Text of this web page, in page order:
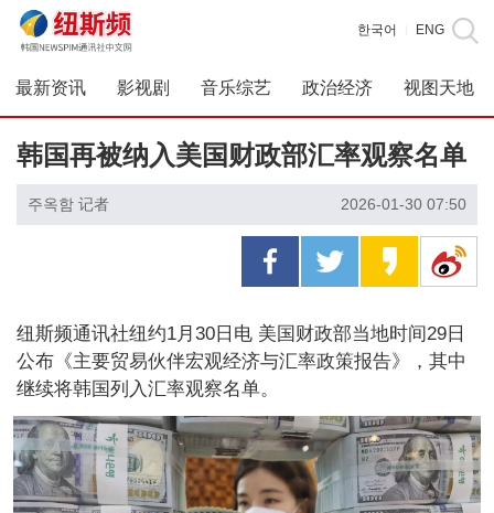
한국어 ENG
最新资讯 影视剧 音乐综艺 政治经济 视图天地
韩国再被纳入美国财政部汇率观察名单
주옥함 记者 2026-01-30 07:50
纽斯频通讯社纽约1月30日电 美国财政部当地时间29日
公布《主要贸易伙伴宏观经济与汇率政策报告》，其中
继续将韩国列入汇率观察名单。